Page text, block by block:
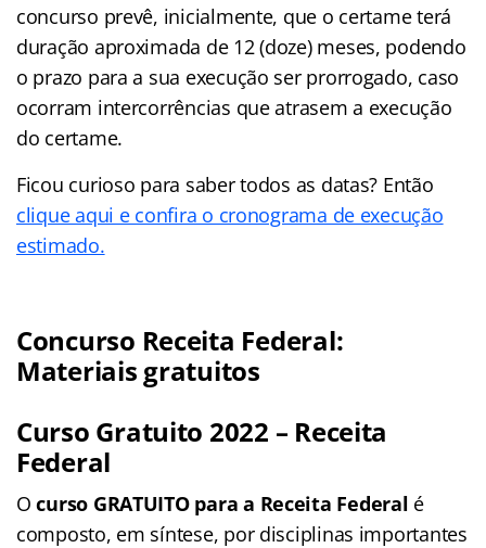
concurso prevê, inicialmente, que o certame terá
duração aproximada de 12 (doze) meses, podendo
o prazo para a sua execução ser prorrogado, caso
ocorram intercorrências que atrasem a execução
do certame.
Ficou curioso para saber todos as datas? Então
clique aqui e confira o cronograma de execução
estimado.
Concurso Receita Federal:
Materiais gratuitos
Curso Gratuito 2022 – Receita
Federal
Ocurso GRATUITO para a Receita Federal é
composto, em síntese, por disciplinas importantes